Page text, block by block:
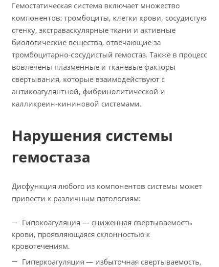
Гемостатическая система включает множество
компонентов: тромбоциты, клетки крови, сосудистую
стенку, экстраваскулярные ткани и активные
биологические вещества, отвечающие за
тромбоцитарно-сосудистый гемостаз. Также в процесс
вовлечены плазменные и тканевые факторы
свертывания, которые взаимодействуют с
антикоагулянтной, фибринолитической и
калликреин-кининовой системами.
Нарушения системы
гемостаза
Дисфункция любого из компонентов системы может
привести к различным патологиям:
Гипокоагуляция — сниженная свертываемость
крови, проявляющаяся склонностью к
кровотечениям.
Гиперкоагуляция — избыточная свертываемость,